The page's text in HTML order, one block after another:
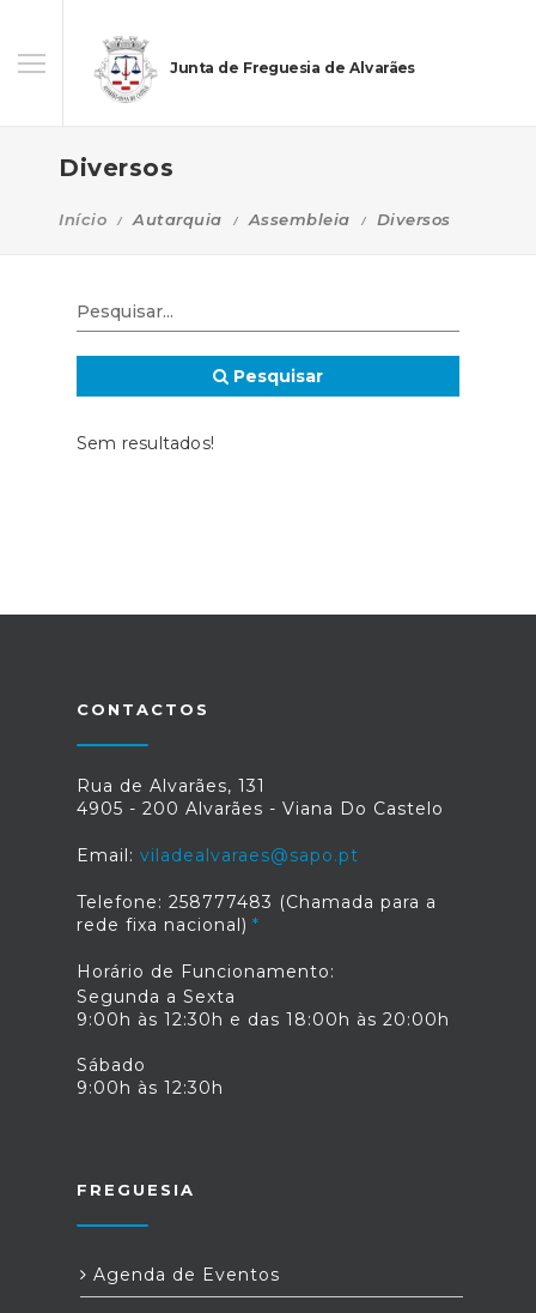
Junta de Freguesia de Alvarães
Diversos
Início Autarquia Assembleia Diversos
Pesquisar
Sem resultados!
CONTACTOS
Rua de Alvarães, 131
4905 - 200 Alvarães - Viana Do Castelo
Email: viladealvaraes@sapo.pt
Telefone: 258777483 (Chamada para a
rede fixa nacional)
Horário de Funcionamento:
Segunda a Sexta
9:00h às 12:30h e das 18:00h às 20:00h
Sábado
9:00h às 12:30h
FREGUESIA
Agenda de Eventos